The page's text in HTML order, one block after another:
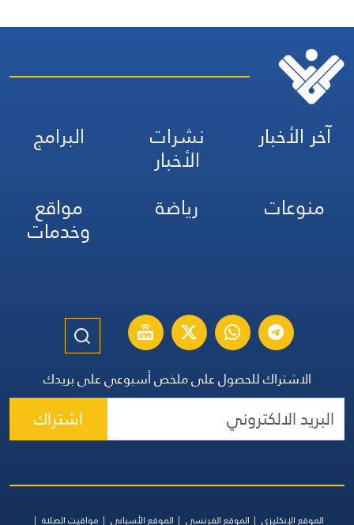
آخر الأخبار نشرات
الأخبار
البرامج
منوعات
رياضة مواقع
وخدمات
الاشتراك للحصول على ملخص أسبوعي على بريدك
اشتراك
الموقع الإنكليزي الموقع الفرنسي الموقع الأسباني مواقيت الصلاة